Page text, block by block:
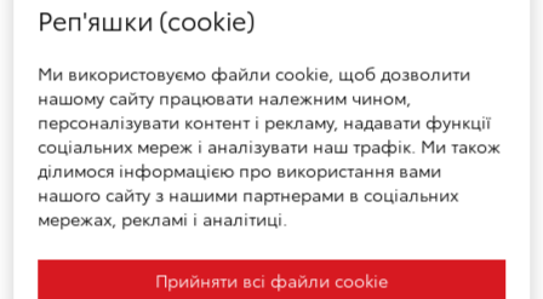
Чи можу я очікувати автомобіль із
сервісу у Вашому дилерському центрі?
Реп'яшки (cookie)
Ми використовуємо файли cookie, щоб дозволити
нашому сайту працювати належним чином,
персоналізувати контент і рекламу, надавати функції
соціальних мереж і аналізувати наш трафік. Ми також
ділимося інформацією про використання вами
нашого сайту з нашими партнерами в соціальних
мережах, рекламі і аналітиці.
Прийняти всі файли сookie